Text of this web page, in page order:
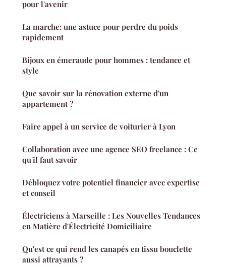
pour l'avenir
La marche: une astuce pour perdre du poids
rapidement
Bijoux en émeraude pour hommes : tendance et
style
Que savoir sur la rénovation externe d'un
appartement ?
Faire appel à un service de voiturier à Lyon
Collaboration avec une agence SEO freelance : Ce
qu'il faut savoir
Débloquez votre potentiel financier avec expertise
et conseil
Électriciens à Marseille : Les Nouvelles Tendances
en Matière d'Électricité Domiciliaire
Qu'est ce qui rend les canapés en tissu bouclette
aussi attrayants ?